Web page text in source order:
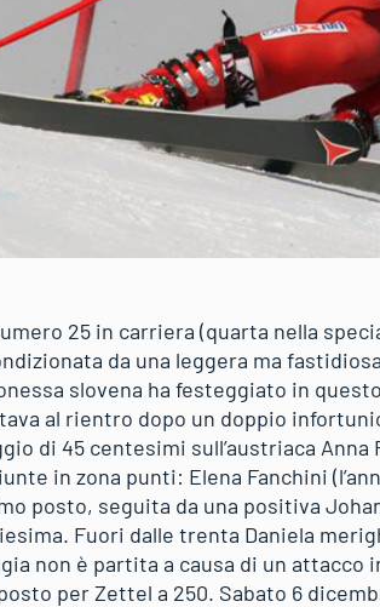
25 in carriera (quarta nella
da una leggera ma
slovena ha festeggiato in
al rientro dopo un doppio
di 45 centesimi sull’austriaca
in zona punti: Elena Fanchini
posto, seguita da una positiva
Fuori dalle trenta Daniela
non è partita a causa di un attacco
per Zettel a 250. Sabato 6